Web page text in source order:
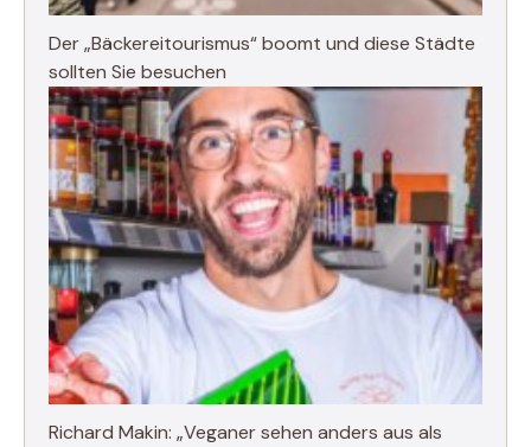
Der „Bäckereitourismus“ boomt und diese Städte
sollten Sie besuchen
Richard Makin: „Veganer sehen anders aus als